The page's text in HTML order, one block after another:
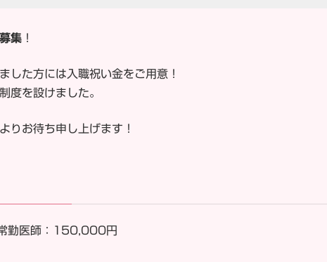
集！
した方には入職祝い金をご用意！
度を設けました。
りお待ち申し上げます！
勤医師：150,000円